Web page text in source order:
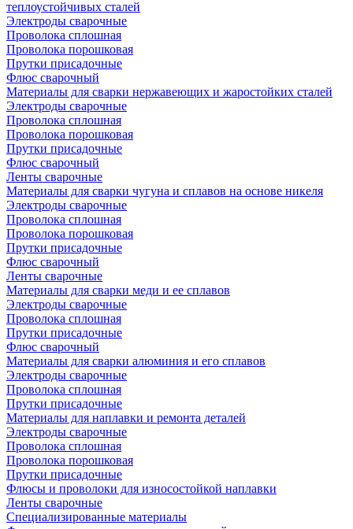
теплоустойчивых сталей
Электроды сварочные
Проволока сплошная
Проволока порошковая
Прутки присадочные
Флюс сварочный
Материалы для сварки нержавеющих и жаростойких сталей
Электроды сварочные
Проволока сплошная
Проволока порошковая
Прутки присадочные
Флюс сварочный
Ленты сварочные
Материалы для сварки чугуна и сплавов на основе никеля
Электроды сварочные
Проволока сплошная
Проволока порошковая
Прутки присадочные
Флюс сварочный
Ленты сварочные
Материалы для сварки меди и ее сплавов
Электроды сварочные
Проволока сплошная
Прутки присадочные
Флюс сварочный
Материалы для сварки алюминия и его сплавов
Электроды сварочные
Проволока сплошная
Прутки присадочные
Материалы для наплавки и ремонта деталей
Электроды сварочные
Проволока сплошная
Проволока порошковая
Прутки присадочные
Флюсы и проволоки для износостойкой наплавки
Ленты сварочные
Специализированные материалы